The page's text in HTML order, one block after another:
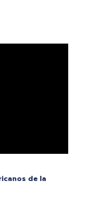
de la